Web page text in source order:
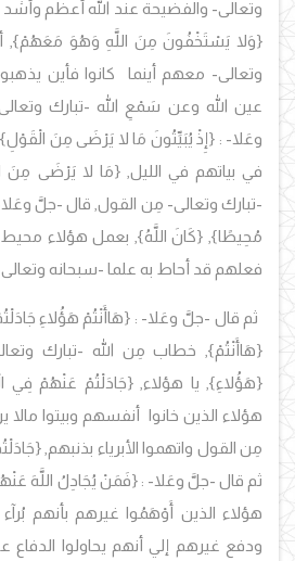
وتعالى- والفضيحة عند الله أعظم
{وَلا يَسْتَخْفُونَ مِنَ اللَّهِ وَهُوَ مَعَهُمْ}, أ
وتعالى- معهم أينما كانوا فأين
عين الله وعن سَمْعِ الله -تبارك
وعَلا- : {إِذْ يُبَيِّتُونَ مَا لا يَرْضَى مِنَ الْقَوْلِ},
في بياتهم في الليل, {مَا لا يَرْضَى مِنَ
-تبارك وتعالى- مِن القول, قال -جلَّ
مُحِيطًا}, {كَانَ اللَّهُ}, بعمل هؤلاء محيط
فعلهم قد أحاط به علما -سبحانه
ثم قال -جلَّ وعَلا- : {هَاأَنْتُمْ هَؤُلاءِ
{هَاأَنْتُمْ} , خطاب مِن الله -تبارك
{هَؤُلاءِ}, يا هؤلاء, {جَادَلْتُمْ عَنْهُمْ فِي
هؤلاء الذين خانوا أنفسهم وبيتوا مالا
مِن القول واتهموا الأبرياء بذنبهم, {
ثم قال -جلَّ وعَلا- :{فَمَنْ يُجَادِلُ اللَّهَ
هؤلاء الذين أَوْهَمُوا غيرهم بأنهم
ودفع غيرهم إلي أنهم يحاولوا الدفاع